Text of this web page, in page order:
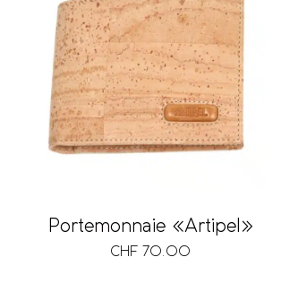
Portemonnaie «Artipel»
CHF 70.00